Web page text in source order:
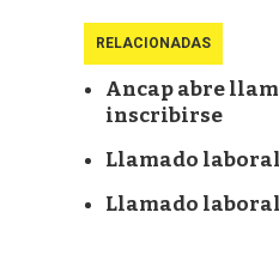
RELACIONADAS
Ancap abre
inscribirse
Llamado laboral
Llamado laboral